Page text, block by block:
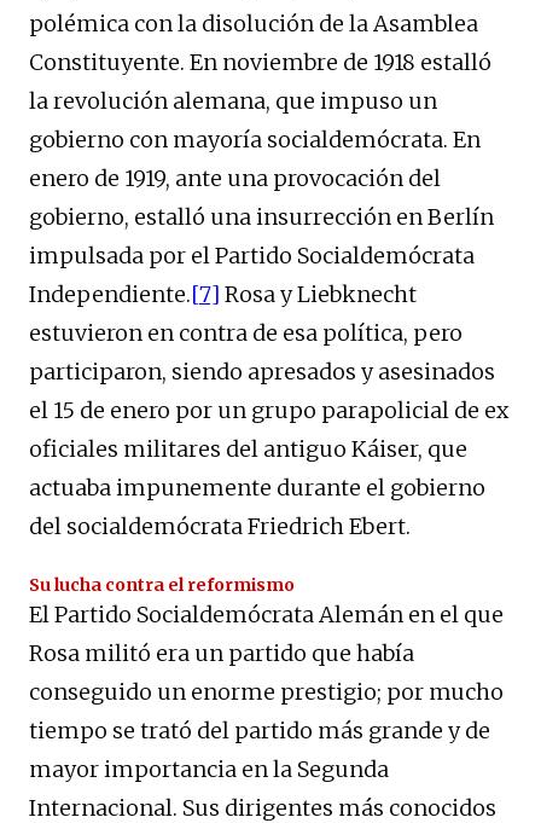
polémica con la disolución de la Asamblea
Constituyente. En noviembre de 1918 estalló
la revolución alemana, que impuso un
gobierno con mayoría socialdemócrata. En
enero de 1919, ante una provocación del
gobierno, estalló una insurrección en Berlín
impulsada por el Partido Socialdemócrata
Independiente.[7] Rosa y Liebknecht
estuvieron en contra de esa política, pero
participaron, siendo apresados y asesinados
el 15 de enero por un grupo parapolicial de ex
oficiales militares del antiguo Káiser, que
actuaba impunemente durante el gobierno
del socialdemócrata Friedrich Ebert.
Su lucha contra el reformismo
El Partido Socialdemócrata Alemán en el que
Rosa militó era un partido que había
conseguido un enorme prestigio; por mucho
tiempo se trató del partido más grande y de
mayor importancia en la Segunda
Internacional. Sus dirigentes más conocidos